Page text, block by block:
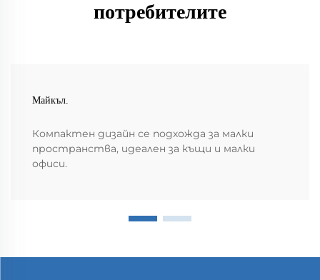
потребителите
Майкъл.
Компактен дизайн се подхожда за малки
пространства, идеален за къщи и малки
офиси.